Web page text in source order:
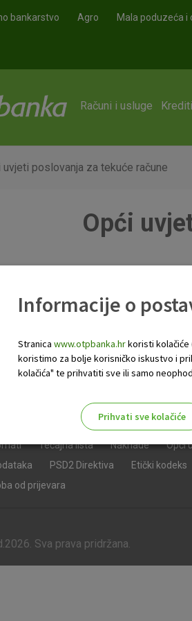
bankarstvo Agro Mala poduzeća i
Računi i usluge Krediti
uvjeti poslovanja za tekuće račune
Opći
racun_20131021.pdf
OTP banke
Tečajna lista Naknade Opći
PSD2 Direktiva Etički kodeks
od prijevara
Sva prava pridržana.
Informacije o
Stranica www.otpbanka.hrkoristi kolačiće
koristimo za bolje korisničko iskustvo i
kolačića" te prihvatiti sve ili samo
Prihvati sve kolačiće